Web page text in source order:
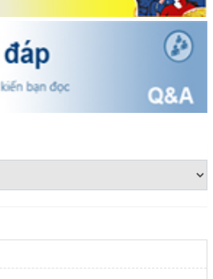
công khai hồ sơ mất Giấy chứng nhận
ông Phạm Quốc Việt và bà Nông Thị
Buôn Hồ, tỉnh Đắk Lắk
nhiệm hòa giải viên lao động trên địa
khai Dự thảo phương án bồi
khai phương án chi tiết kinh phí bồi
hồi đất để thực hiện Dự án: Cải